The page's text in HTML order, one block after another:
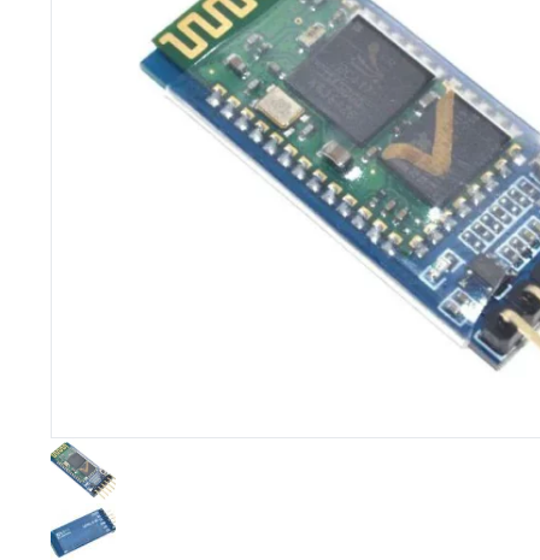
Accessoires Raspberry Pi
Autre Electronique
Composants Electroniques
Driver
Moteur
Moteurs